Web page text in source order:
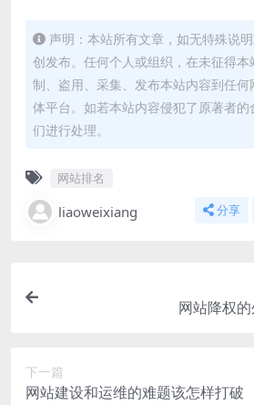
声明：本站所有文章，如无特殊说
创发布。任何个人或组织，在未征得本
制、盗用、采集、发布本站内容到任
体平台。如若本站内容侵犯了原著者
们进行处理。
网站排名
liaoweixiang 分享
网站降权
下一篇
网站建设和运维的难题该怎样打破